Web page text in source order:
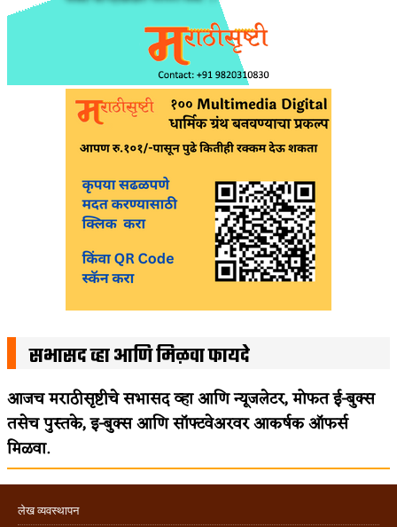
सभासद व्हा आणि मिळवा फायदे
आजच मराठीसृष्टीचे सभासद व्हा आणि न्यूजलेटर, मोफत ई-बुक्स
तसेच पुस्तके, इ-बुक्स आणि सॉफ्टवेअरवर आकर्षक ऑफर्स
मिळवा.
लेख व्यवस्थापन